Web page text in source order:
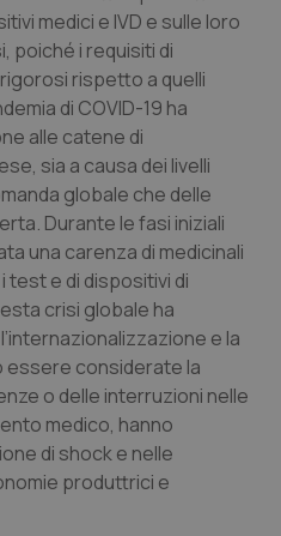
medici e IVD e sulle loro
poiché i requisiti di
rispetto a quelli
di COVID-19 ha
alle catene di
sia a causa dei livelli
globale che delle
Durante le fasi iniziali
una carenza di medicinali
test e di dispositivi di
crisi globale ha
e la
considerate la
o delle interruzioni nelle
medico, hanno
di shock e nelle
produttrici e